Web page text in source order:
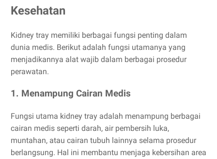
Kesehatan
Kidney tray memiliki berbagai fungsi penting dalam
dunia medis. Berikut adalah fungsi utamanya yang
menjadikannya alat wajib dalam berbagai prosedur
perawatan.
1. Menampung Cairan Medis
Fungsi utama kidney tray adalah menampung berbagai
cairan medis seperti darah, air pembersih luka,
muntahan, atau cairan tubuh lainnya selama prosedur
berlangsung. Hal ini membantu menjaga kebersihan area